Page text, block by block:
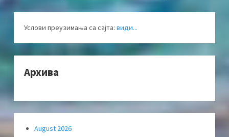
Услови преузимања са сајта: види...
Архива
August 2026